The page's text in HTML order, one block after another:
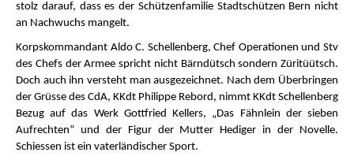
stolz darauf, dass es der Schützenfamilie Stadtschützen Bern nicht
an Nachwuchs mangelt.
Korpskommandant Aldo C. Schellenberg, Chef Operationen und Stv
des Chefs der Armee spricht nicht Bärndütsch sondern Züritüütsch.
Doch auch ihn versteht man ausgezeichnet. Nach dem Überbringen
der Grüsse des CdA, KKdt Philippe Rebord, nimmt KKdt Schellenberg
Bezug auf das Werk Gottfried Kellers, „Das Fähnlein der sieben
Aufrechten“ und der Figur der Mutter Hediger in der Novelle.
Schiessen ist ein vaterländischer Sport.